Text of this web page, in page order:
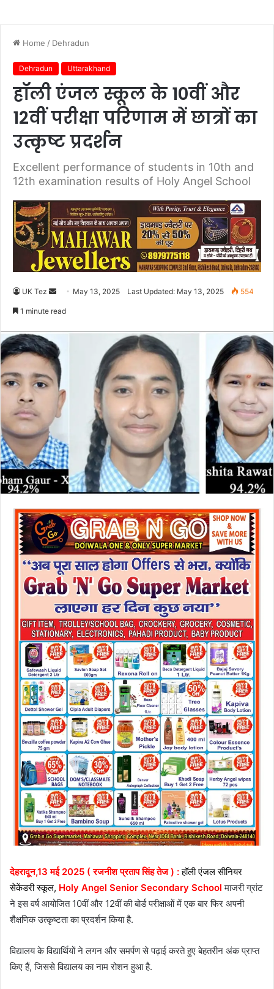
Home / Dehradun
Dehradun Uttarakhand
हॉली एंजल स्कूल के 10वीं और
12वीं परीक्षा परिणाम में छात्रों का
उत्कृष्ट प्रदर्शन
Excellent performance of students in 10th and
12th examination results of Holy Angel School
UK Tez
d
a
n
e
m
a
l
May 13, 2025 Last Updated: May 13, 2025 554
1 minute read
देहरादून,13 मई 2025 ( रजनीश प्रताप सिंह तेज ) : हॉली एंजल सीनियर
सेकेंडरी स्कूल, Holy Angel Senior Secondary School माजरी ग्रांट
ने इस वर्ष आयोजित 10वीं और 12वीं की बोर्ड परीक्षाओं में एक बार फिर अपनी
शैक्षणिक उत्कृष्टता का प्रदर्शन किया है.
विद्यालय के विद्यार्थियों ने लगन और समर्पण से पढ़ाई करते हुए बेहतरीन अंक प्राप्त
किए हैं, जिससे विद्यालय का नाम रोशन हुआ है.